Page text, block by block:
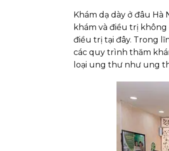
Khám dạ dày ở đâu
khám và điều trị không
điều trị tại đây. Trong
các quy trình thăm
loại ung thư như ung